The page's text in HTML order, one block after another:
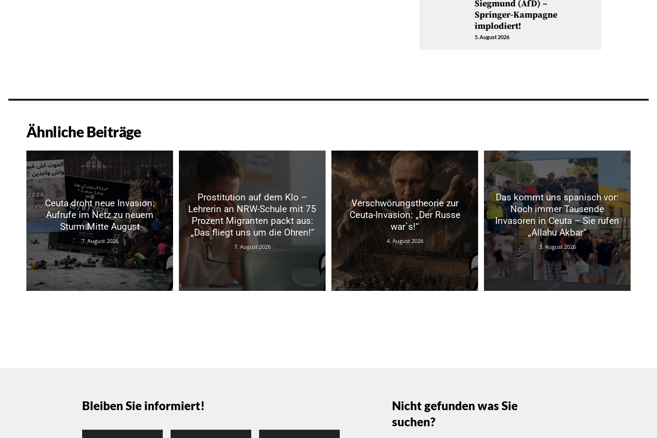
Siegmund (AfD) –
Springer-Kampagne
implodiert!
5. August 2026
Ähnliche Beiträge
Ceuta droht neue Invasion:
Aufrufe im Netz zu neuem
Sturm Mitte August
7. August 2026
Prostitution auf dem Klo –
Lehrerin an NRW-Schule mit 75
Prozent Migranten packt aus:
„Das fliegt uns um die Ohren!“
7. August 2026
Verschwörungstheorie zur
Ceuta-Invasion: „Der Russe
war`s!“
4. August 2026
Das kommt uns spanisch vor:
Noch immer Tausende
Invasoren in Ceuta – Sie rufen
„Allahu Akbar“
3. August 2026
Bleiben Sie informiert!
Nicht gefunden was Sie
suchen?